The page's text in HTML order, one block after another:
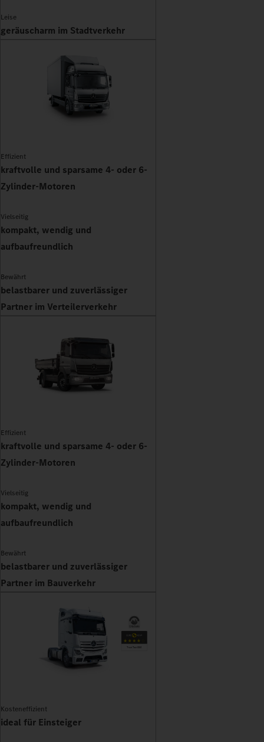
Leise
geräuscharm im Stadtverkehr
Effizient
kraftvolle und sparsame 4- oder 6-
Zylinder-Motoren
Vielseitig
kompakt, wendig und
aufbaufreundlich
Bewährt
belastbarer und zuverlässiger
Partner im Verteilerverkehr
Effizient
kraftvolle und sparsame 4- oder 6-
Zylinder-Motoren
Vielseitig
kompakt, wendig und
aufbaufreundlich
Bewährt
belastbarer und zuverlässiger
Partner im Bauverkehr
Kosteneffizient
ideal für Einsteiger